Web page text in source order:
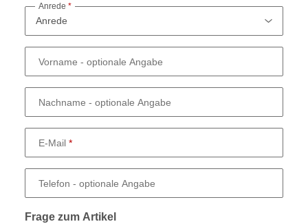
Anrede
Vorname - optionale Angabe
Nachname - optionale Angabe
E-Mail
Telefon - optionale Angabe
Frage zum Artikel